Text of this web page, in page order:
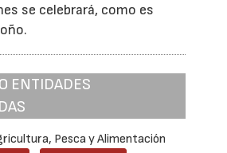
se celebrará, como es
ENTIDADES
Pesca y Alimentación